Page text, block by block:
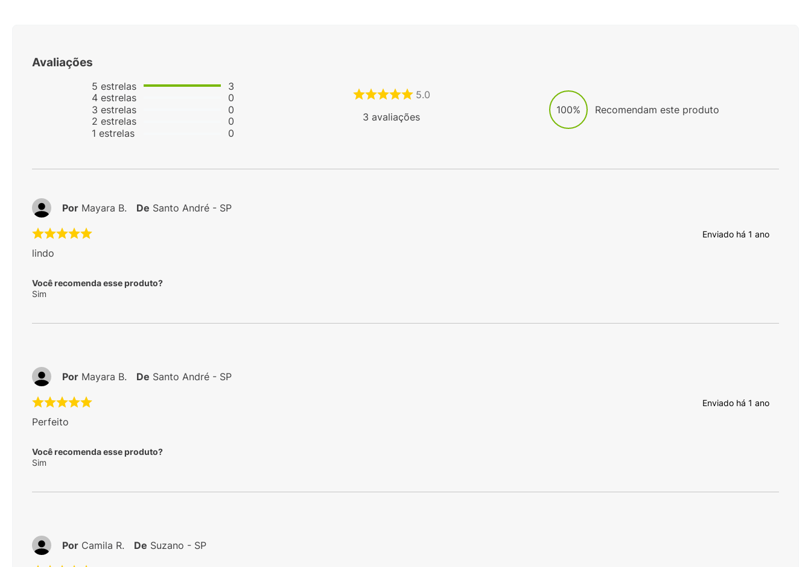
Avaliações
5 estrelas
4estrelas
3 estrelas
2 estrelas
1 estrelas
3
0
0
0
0
5.0
3 avaliações
100% Recomendam este produto
Enviado há 1 ano
lindo
Você recomenda esse produto?
Sim
Por Mayara B. De Santo André - SP
Enviado há 1 ano
Perfeito
Você recomenda esse produto?
Sim
Por Mayara B. De Santo André - SP
Por Camila R. De Suzano - SP